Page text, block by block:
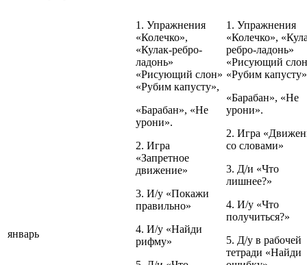
январь
1. Упражнения
«Колечко»,
«Кулак-ребро-
ладонь»
«Рисующий слон»
«Рубим капусту»,
«Барабан», «Не
урони».
2. Игра
«Запретное
движение»
3. И/у «Покажи
правильно»
4. И/у «Найди
рифму»
1. Упражнения
«Колечко»,
ребро-ладонь»
«Рисующий
«Рубим
«Барабан», «Не
урони».
2. Игра
со словами»
3. Д/и «Что
лишнее?»
4. И/у «Что
получиться?»
5. Д/у в рабочей
тетради «Найди